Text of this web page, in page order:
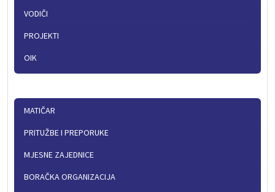
VODIČI
PROJEKTI
OIK
MATIČAR
PRITUŽBE I PREPORUKE
MJESNE ZAJEDNICE
BORAČKA ORGANIZACIJA